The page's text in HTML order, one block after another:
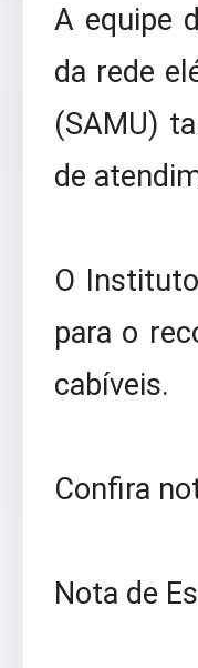
A equipe
da rede
(SAMU)
de
O
para o
cabíveis.
Confira
Nota de